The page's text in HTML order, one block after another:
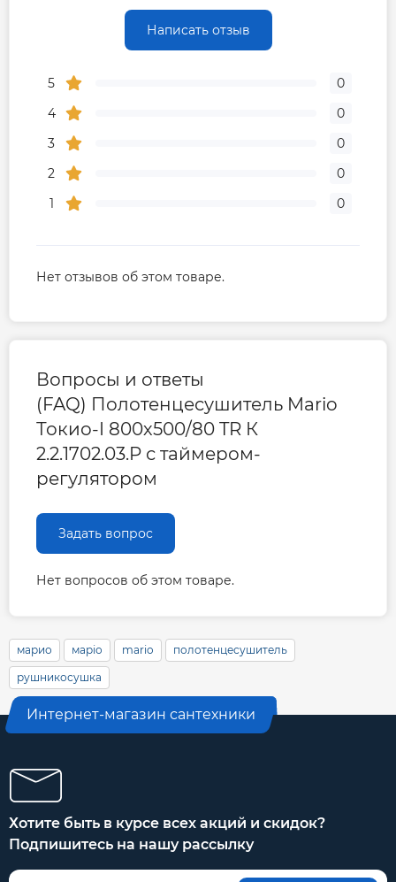
Написать отзыв
5
0
4
0
3
0
2
0
1
0
Нет отзывов об этом товаре.
Вопросы и ответы
(FAQ) Полотенцесушитель Mario
Токио-I 800х500/80 TR К
2.2.1702.03.P с таймером-
регулятором
Задать вопрос
Нет вопросов об этом товаре.
марио маріо mario полотенцесушитель
рушникосушка
Интернет-магазин сантехники
Хотите быть в курсе всех акций и скидок?
Подпишитесь на нашу рассылку